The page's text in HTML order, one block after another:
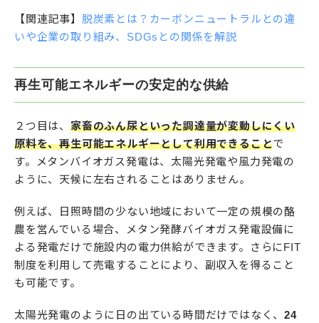
【関連記事】 脱炭素とは？カーボンニュートラルとの違
いや企業の取り組み、SDGsとの関係を解説
再生可能エネルギーの安定的な供給
２つ目は、 家畜のふん尿といった調達量が変動しにくい
原料を、再生可能エネルギーとして利用できることで
す。メタンバイオガス発電は、太陽光発電や風力発電の
ように、天候に左右されることはありません。
例えば、日照時間の少ない地域において一定の規模の酪
農を営んでいる場合、メタン発酵バイオガス発電設備に
よる発電だけで施設内の電力供給ができます。さらにFIT
制度を利用して売電することにより、副収入を得ること
も可能です。
太陽光発電のように日の出ている時間だけではなく、24